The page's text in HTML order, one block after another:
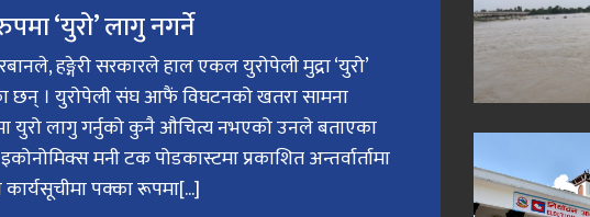
‘युरो’ लागु नगर्ने
हङ्गेरी सरकारले हाल एकल युरोपेली मुद्रा ‘युरो’
छन् । युरोपेली संघ आफैं विघटनको खतरा सामना
युरो लागु गर्नुको कुनै औचित्य नभएको उनले बताएका
मनी टक पोडकास्टमा प्रकाशित अन्तर्वार्तामा
कार्यसूचीमा पक्का रूपमा[...]